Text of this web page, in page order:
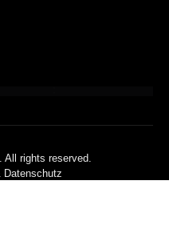
All rights reserved.
Datenschutz